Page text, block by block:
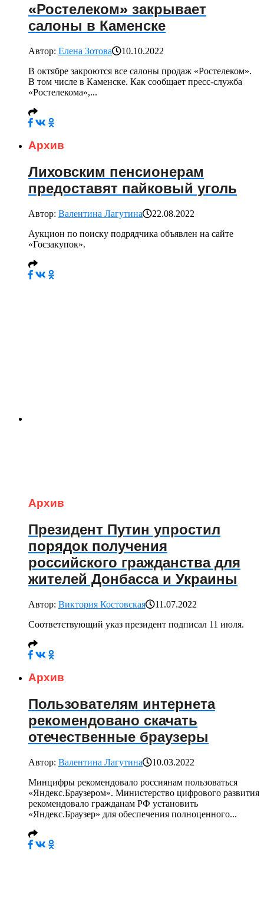
«Ростелеком» закрывает
салоны в Каменске
Автор: Елена Зотова
10.10.2022
В октябре закроются все салоны продаж «Ростелеком».
В том числе в Каменске. Как сообщает пресс-служба
«Ростелекома»,...
Архив
Лиховским пенсионерам
предоставят пайковый уголь
Автор: Валентина Лагутина
22.08.2022
Аукцион по поиску подрядчика объявлен на сайте
«Госзакупок».
Архив
Президент Путин упростил
порядок получения
российского гражданства для
жителей Донбасса и Украины
Автор: Виктория Костовская
11.07.2022
Соответствующий указ президент подписал 11 июля.
Архив
Пользователям интернета
рекомендовано скачать
отечественные браузеры
Автор: Валентина Лагутина
10.03.2022
Минцифры рекомендовало россиянам пользоваться
«Яндекс.Браузером». Министерство цифрового развития
рекомендовало гражданам РФ установить
«Яндекс.Браузер» для обеспечения полноценного...